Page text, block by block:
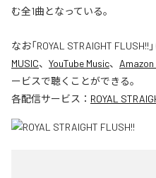
む全1曲となっている。
なお「ROYAL STRAIGHT FLUSH!!
MUSIC、 YouTube Music、
ービスで聴くことができる。
各配信サービス： ROYAL